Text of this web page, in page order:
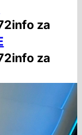
za
za